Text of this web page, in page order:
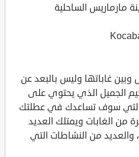
الساحلية
وبين غاباتها وليس بالبعد عن
الجميل الذي يحتوي على
سوف تساعدك في عطلتك
من الغابات ويمتلك العديد
والعديد من النشاطات التي